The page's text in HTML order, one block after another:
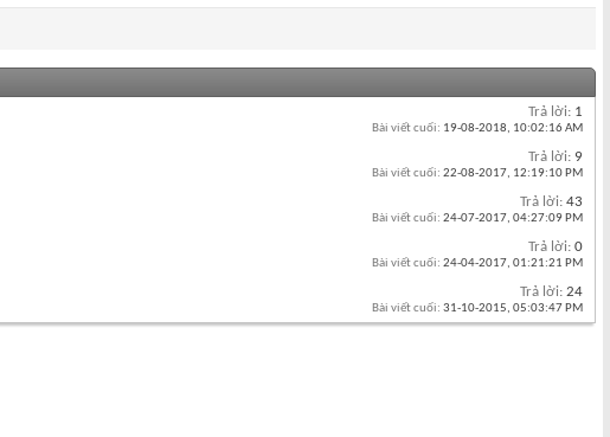
Trả lời: 1
Bài viết cuối: 19-08-2018, 10:02:16 AM
Trả lời: 9
Bài viết cuối: 22-08-2017, 12:19:10 PM
Trả lời: 43
Bài viết cuối: 24-07-2017, 04:27:09 PM
Trả lời: 0
Bài viết cuối: 24-04-2017, 01:21:21 PM
Trả lời: 24
Bài viết cuối: 31-10-2015, 05:03:47 PM